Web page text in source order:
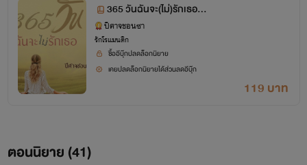
365 วันฉันจะ(ไม่)รักเธอ N
c20++
ปีศาจชอนซา
รักโรแมนติก
ซื้ออีบุ๊กปลดล็อกนิยาย
เคยปลดล็อกนิยายได้ส่วนลดอีบุ๊ก
119 บาท
ตอนนิยาย (41)